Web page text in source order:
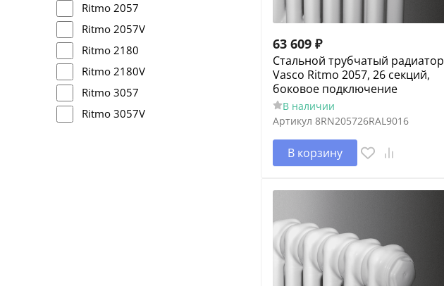
Ritmo 2057
Ritmo 2057V
Ritmo 2180
Ritmo 2180V
Ritmo 3057
Ritmo 3057V
63 609 ₽
Cтальной трубчатый радиатор
Vasco Ritmo 2057, 26 секций,
боковое подключение
В наличии
Артикул 8RN205726RAL9016
В корзину